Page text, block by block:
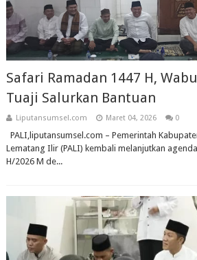
Safari Ramadan 1447 H,
Tuaji Salurkan Bantuan
Liputansumsel.com Maret 04, 2026 0
PALI,liputansumsel.com – Pemerintah
Lematang Ilir (PALI) kembali melanjutkan
H/2026 M de...